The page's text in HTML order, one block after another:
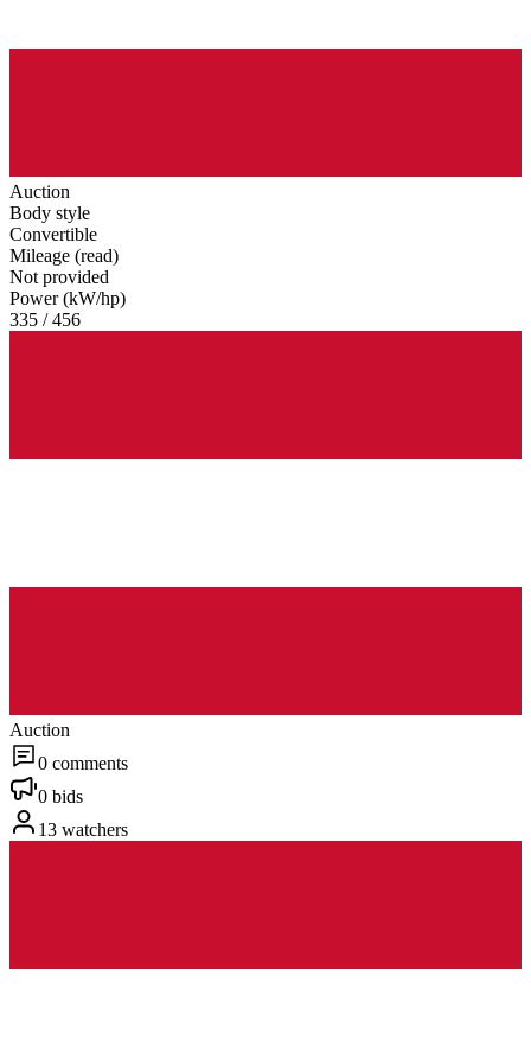
Auction
Body style
Convertible
Mileage (read)
Not provided
Power (kW/hp)
335 / 456
Auction
0 comments
0 bids
13 watchers